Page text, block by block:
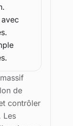
de
contrôler
Les